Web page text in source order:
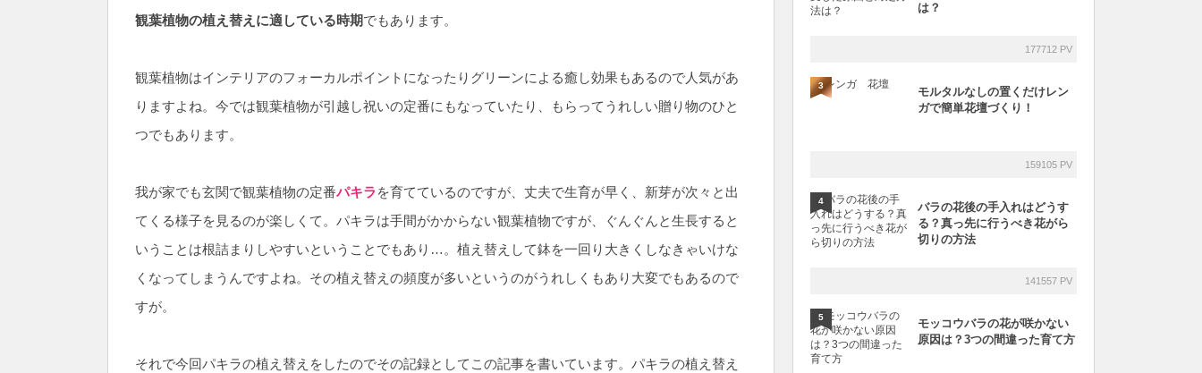
観葉植物の植え替えに適している時期でもあります。
観葉植物はインテリアのフォーカルポイントになったりグリーンによる癒し効果もあるので人気があ
りますよね。今では観葉植物が引越し祝いの定番にもなっていたり、もらってうれしい贈り物のひと
つでもあります。
我が家でも玄関で観葉植物の定番パキラを育てているのですが、丈夫で生育が早く、新芽が次々と出
てくる様子を見るのが楽しくて。パキラは手間がかからない観葉植物ですが、ぐんぐんと生長すると
いうことは根詰まりしやすいということでもあり…。植え替えして鉢を一回り大きくしなきゃいけな
くなってしまうんですよね。その植え替えの頻度が多いというのがうれしくもあり大変でもあるので
すが。
それで今回パキラの植え替えをしたのでその記録としてこの記事を書いています。パキラの植え替え
は？
177712 PV
3
モルタルなしの置くだけレン
ガで簡単花壇づくり！
159105 PV
4
バラの花後の手入れはどうす
る？真っ先に行うべき花がら
切りの方法
141557 PV
5
モッコウバラの花が咲かない
原因は？3つの間違った育て方